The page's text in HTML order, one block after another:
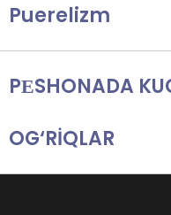
Puerelizm
PЕSHONADA
OG‘RİQLAR